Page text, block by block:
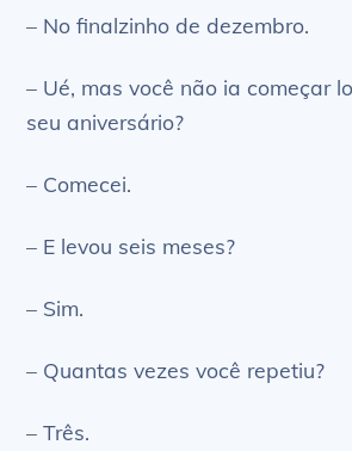
– No finalzinho de dezembro.
– Ué, mas você não ia começar
seu aniversário?
– Comecei.
– E levou seis meses?
– Sim.
– Quantas vezes você repetiu?
– Três.